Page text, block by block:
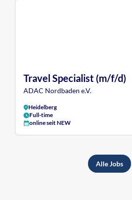
Travel Specialist (m/f/d)
ADAC Nordbaden e.V.
Heidelberg
Full-time
online seit NEW
Alle Jobs